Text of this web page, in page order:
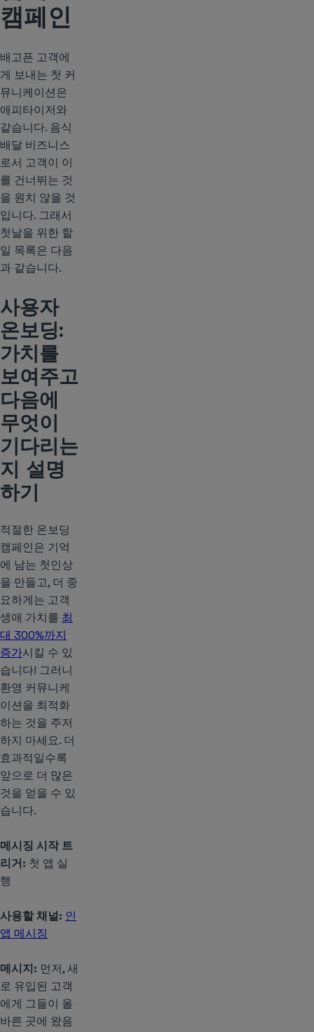
캠페인
배고픈 고객에
게 보내는 첫 커
뮤니케이션은
애피타이저와
같습니다. 음식
배달 비즈니스
로서 고객이 이
를 건너뛰는 것
을 원치 않을 것
입니다. 그래서
첫날을 위한 할
일 목록은 다음
과 같습니다.
사용자
온보딩:
가치를
보여주고
다음에
무엇이
기다리는
지 설명
하기
적절한 온보딩
캠페인은 기억
에 남는 첫인상
을 만들고, 더 중
요하게는 고객
생애 가치를 최
대 300%까지
증가시킬 수 있
습니다! 그러니
환영 커뮤니케
이션을 최적화
하는 것을 주저
하지 마세요. 더
효과적일수록
앞으로 더 많은
것을 얻을 수 있
습니다.
메시징 시작 트
리거: 첫 앱 실
행
사용할 채널: 인
앱 메시징
메시지: 먼저, 새
로 유입된 고객
에게 그들이 올
바른 곳에 왔음